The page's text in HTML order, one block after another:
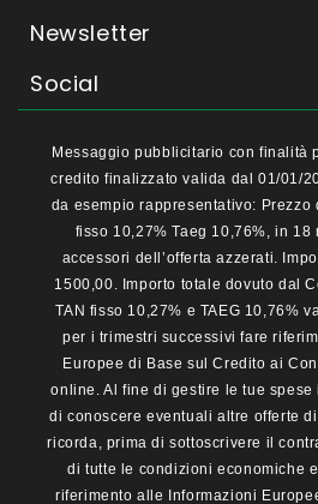
Newsletter
Social
Messaggio pubblicitario con finalità
credito finalizzato valida dal 01/01/
da esempio rappresentativo: Prezzo
fisso 10,27% Taeg 10,76%, in 18
accessori dell’offerta azzerati.
1500,00. Importo totale dovuto dal
TAN fisso 10,27% e TAEG 10,76%
per i trimestri successivi fare
Europee di Base sul Credito ai
online. Al fine di gestire le tue
di conoscere eventuali altre offerte
ricorda, prima di sottoscrivere il
di tutte le condizioni economiche
riferimento alle Informazioni